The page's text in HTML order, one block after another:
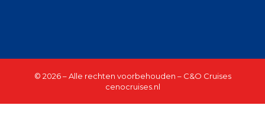
© 2026 – Alle rechten voorbehouden – C&O Cruises
cenocruises.nl